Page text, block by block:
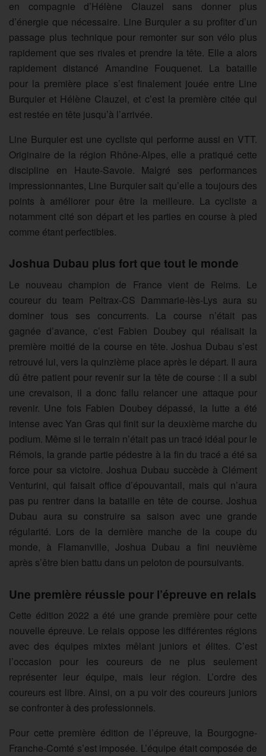
en compagnie d’Hélène Clauzel sans donner plus
d’énergie que nécessaire. Line Burquier a su profiter d’un
passage plus technique pour remonter sur son vélo plus
rapidement que ses rivales et prendre la tête. Elle a alors
rapidement distancé Amandine Fouquenet. La bataille
pour la première place s’est finalement jouée entre Line
Burquier et Hélène Clauzel, et c’est la première citée qui
est restée en tête jusqu’à l’arrivée.
Line Burquier est une cycliste qui performe aussi en VTT.
Originaire de la région Rhône-Alpes, elle a pratiqué cette
discipline en Haute-Savoie. Malgré ses performances
impressionnantes, Line Burquier sait qu’elle a toujours des
points à améliorer pour être la meilleure. La cycliste a
notamment cité son départ et les parties en course à pied
comme étant perfectibles.
Joshua Dubau plus fort que tout le monde
Le nouveau champion de France vient de Reims. Le
coureur du team Peltrax-CS Dammarie-lès-Lys aura su
dominer tous ses concurrents. La course n’était pas
gagnée d’avance, c’est Fabien Doubey qui réalisait la
première moitié de la course en tête. Joshua Dubau s’est
retrouvé lui, vers la quinzième place après le départ. Il aura
dû être patient pour revenir sur la tête de course : il a subi
une crevaison, il a donc fallu relancer une attaque pour
revenir. Une fois Fabien Doubey dépassé, la lutte a été
intense avec Yan Gras qui finit sur la deuxième marche du
podium. Même si le terrain n’était pas un tracé idéal pour le
Rémois, la grande partie pédestre à la fin du tracé a été sa
force pour sa victoire. Joshua Dubau succède à Clément
Venturini, qui faisait office d’épouvantail, mais qui n’aura
pas pu rentrer dans la bataille en tête de course. Joshua
Dubau aura su construire sa saison avec une grande
régularité. Lors de la dernière manche de la coupe du
monde, à Flamanville, Joshua Dubau a fini neuvième
après s’être bien battu dans un peloton de poursuivants.
Une première réussie pour l’épreuve en relais
Cette édition 2022 a été une grande première pour cette
nouvelle épreuve. Le relais oppose les différentes régions
avec des équipes mixtes mêlant juniors et élites. C’est
l’occasion pour les coureurs de ne plus seulement
représenter leur équipe, mais leur région. L’ordre des
coureurs est libre. Ainsi, on a pu voir des coureurs juniors
se confronter à des professionnels.
Pour cette première édition de l’épreuve, la Bourgogne-
Franche-Comté s’est imposée. L’équipe était composée de